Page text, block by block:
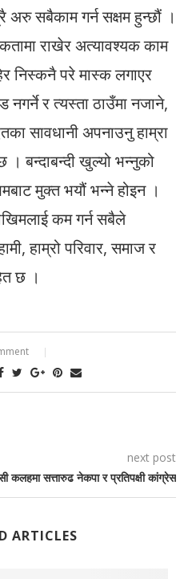
सबैकाम गर्न सक्षम हुन्छौं ।
राखेर अत्यावश्यक काम
निस्कनै परे मास्क लगाएर
र त्यस्ता ठाउँमा नजाने,
सावधानी अपनाउनु हाम्रा
बन्दाबन्दी खुल्यो भन्नुको
मुक्त भयौं भन्ने होइन ।
कम गर्न सबैले
हाम्रो परिवार, समाज र
छ ।
next post
कलहमा सत्तारुढ नेकपा र प्रतिपक्षी कांग्रेस
ARTICLES